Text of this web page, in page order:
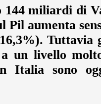
miliardi di
Pil aumenta
Tuttavia
un livello
Italia sono